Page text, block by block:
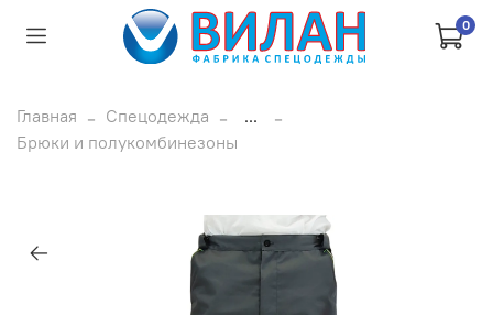
0
Главная Спецодежда
...
Брюки и полукомбинезоны